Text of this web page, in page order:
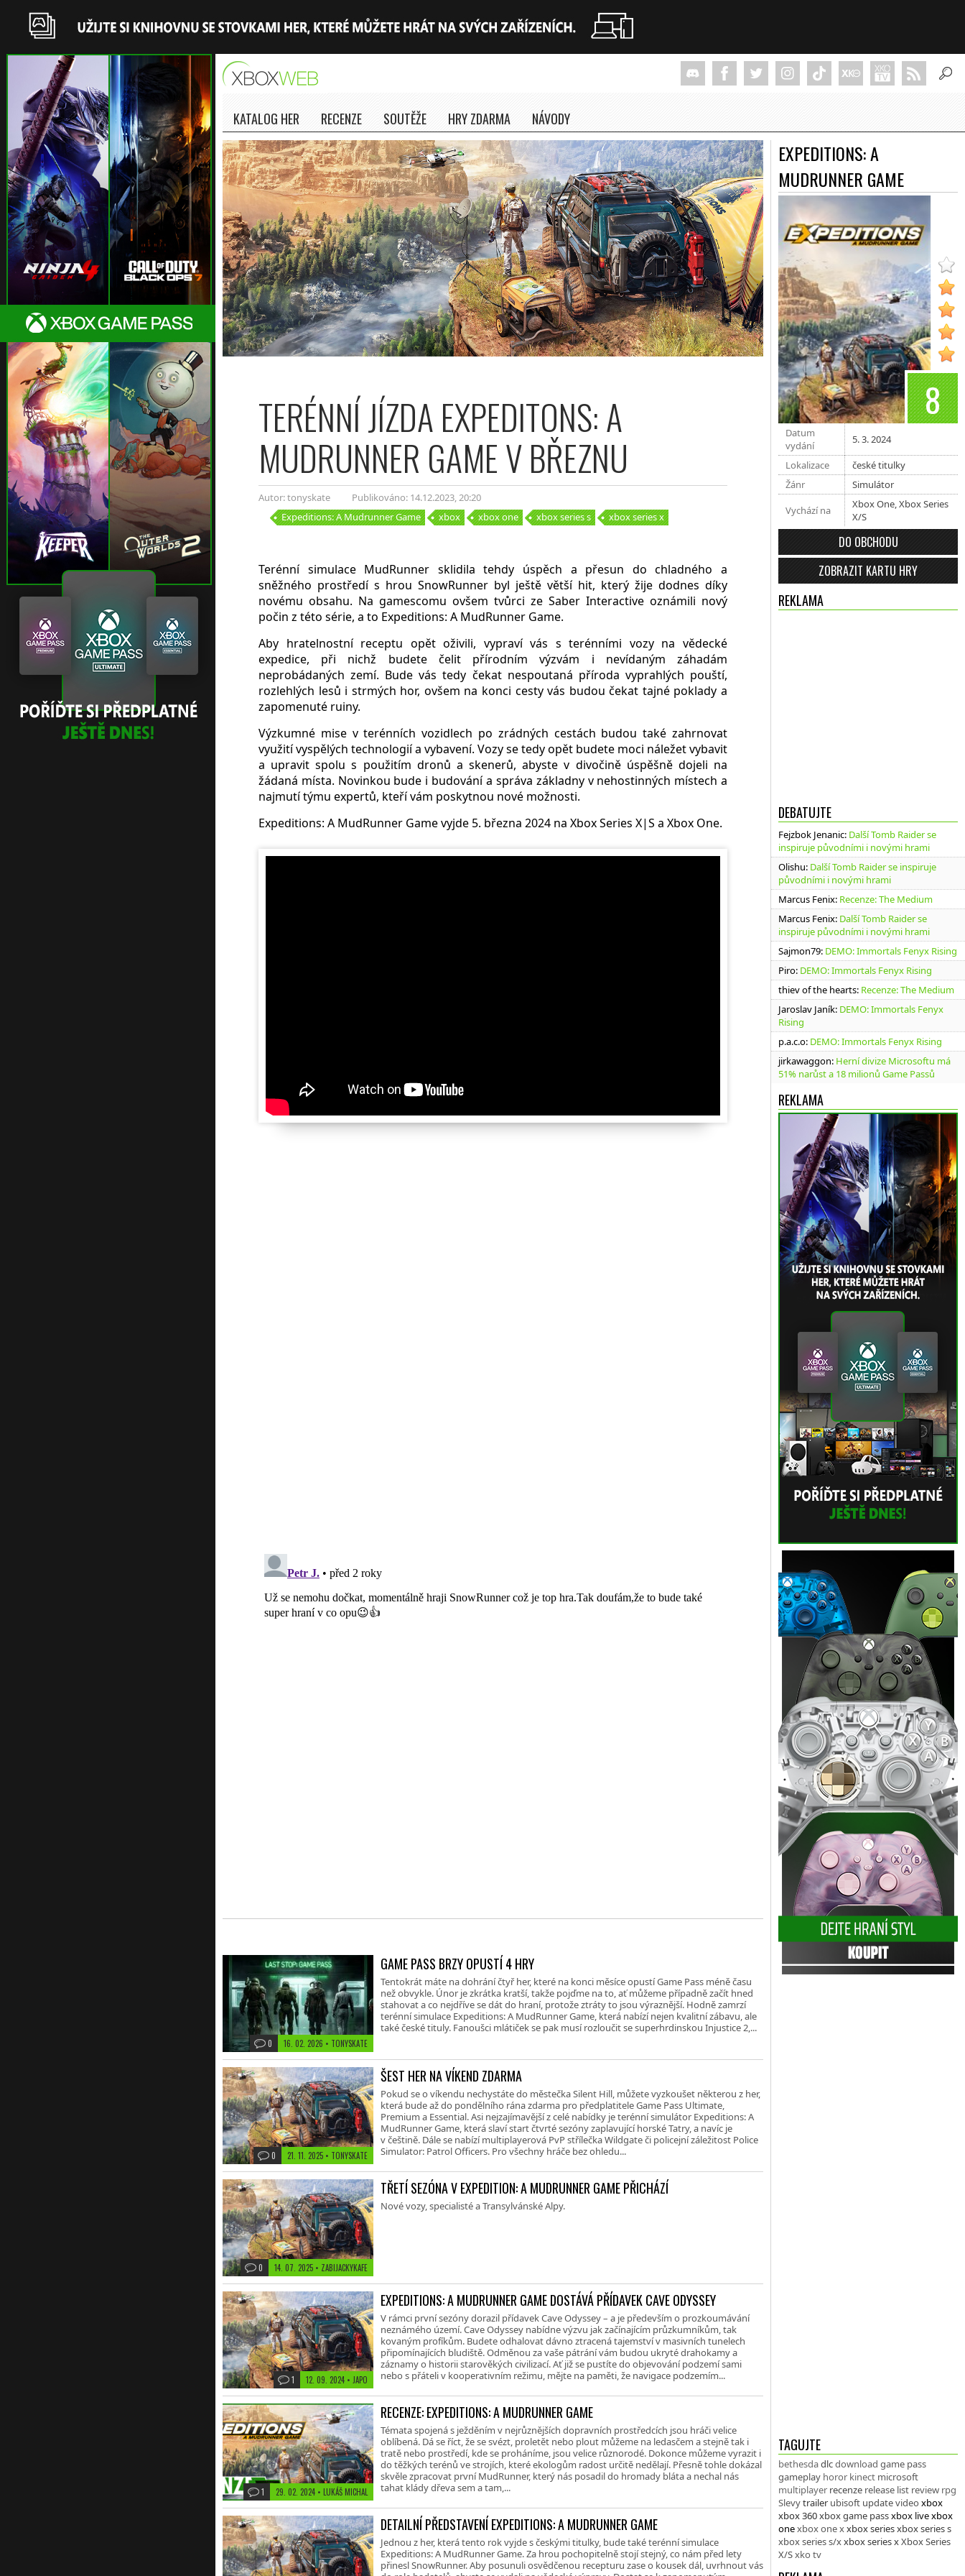
KATALOG HER RECENZE SOUTĚŽE HRY ZDARMA NÁVODY
EXPEDITIONS: A
MUDRUNNER GAME
8
Datum
vydání
5. 3. 2024
Lokalizace
české titulky
Žánr
Simulátor
Vychází na
Xbox One,Xbox Series
X/S
DO OBCHODU
ZOBRAZIT KARTU HRY
REKLAMA
DEBATUJTE
Fejzbok Jenanic: Další Tomb Raider se
inspiruje původními i novými hrami
Olishu: Další Tomb Raider se inspiruje
původními i novými hrami
Marcus Fenix: Recenze: The Medium
Marcus Fenix: Další Tomb Raider se
inspiruje původními i novými hrami
Sajmon79: DEMO: Immortals Fenyx Rising
Piro: DEMO: Immortals Fenyx Rising
thiev of the hearts: Recenze: The Medium
Jaroslav Janík: DEMO: Immortals Fenyx
Rising
p.a.c.o: DEMO: Immortals Fenyx Rising
jirkawaggon: Herní divize Microsoftu má
51% narůst a 18 milionů Game Passů
REKLAMA
TAGUJTE
bethesdadlcdownload game pass
gameplay horor kinect microsoft
multiplayer recenze release list review rpg
Slevytrailer ubisoft updatevideo xbox
xbox 360xbox game passxbox livexbox
onexbox one xxbox seriesxbox series s
xbox series s/xxbox series xXbox Series
X/Sxko tv
TERÉNNÍ JÍZDA EXPEDITONS: A
MUDRUNNER GAME V BŘEZNU
Autor: tonyskate Publikováno: 14.12.2023, 20:20
Expeditions: A Mudrunner Game
xbox xbox one xbox series s xbox series x
Terénní simulace MudRunner sklidila tehdy úspěch a přesun do chladného a
sněžného prostředí s hrou SnowRunner byl ještě větší hit, který žije dodnes díky
novému obsahu. Na gamescomu ovšem tvůrci ze Saber Interactive oznámili nový
počin z této série, a to Expeditions: A MudRunner Game.
Aby hratelnostní receptu opět oživili, vypraví vás s terénními vozy na vědecké
expedice, při nichž budete čelit přírodním výzvám i nevídaným záhadám
neprobádaných zemí. Bude vás tedy čekat nespoutaná příroda vyprahlých pouští,
rozlehlých lesů i strmých hor, ovšem na konci cesty vás budou čekat tajné poklady a
zapomenuté ruiny.
Výzkumné mise v terénních vozidlech po zrádných cestách budou také zahrnovat
využití vyspělých technologií a vybavení. Vozy se tedy opět budete moci náležet vybavit
a upravit spolu s použitím dronů a skenerů, abyste v divočině úspěšně dojeli na
žádaná místa. Novinkou bude i budování a správa základny v nehostinných místech a
najmutí týmu expertů, kteří vám poskytnou nové možnosti.
Expeditions: A MudRunner Game vyjde 5. března 2024 na Xbox Series X|S a Xbox One.
16. 02. 2026 • TONYSKATE
0
GAME PASS BRZY OPUSTÍ 4 HRY
Tentokrát máte na dohrání čtyř her, které na konci měsíce opustí Game Pass méně času
než obvykle. Únor je zkrátka kratší, takže pojďme na to, ať můžeme případně začít hned
stahovat a co nejdříve se dát do hraní, protože ztráty to jsou výraznější. Hodně zamrzí
terénní simulace Expeditions: A MudRunner Game, která nabízí nejen kvalitní zábavu, ale
také české tituly. Fanoušci mlátiček se pak musí rozloučit se superhrdinskou Injustice 2,...
21. 11. 2025 • TONYSKATE
0
ŠEST HER NA VÍKEND ZDARMA
Pokud se o víkendu nechystáte do městečka Silent Hill, můžete vyzkoušet některou z her,
která bude až do pondělního rána zdarma pro předplatitele Game Pass Ultimate,
Premium a Essential. Asi nejzajímavější z celé nabídky je terénní simulátor Expeditions: A
MudRunner Game, která slaví start čtvrté sezóny zaplavující horské Tatry, a navíc je
v češtině. Dále se nabízí multiplayerová PvP střílečka Wildgate či policejní záležitost Police
Simulator: Patrol Officers. Pro všechny hráče bez ohledu...
14. 07. 2025 • ZABIJACKYKAFE
0
TŘETÍ SEZÓNA V EXPEDITION: A MUDRUNNER GAME PŘICHÁZÍ
Nové vozy, specialisté a Transylvánské Alpy.
12. 09. 2024 • JAPO
1
EXPEDITIONS: A MUDRUNNER GAME DOSTÁVÁ PŘÍDAVEK CAVE ODYSSEY
V rámci první sezóny dorazil přídavek Cave Odyssey – a je především o prozkoumávání
neznámého území. Cave Odyssey nabídne výzvu jak začínajícím průzkumníkům, tak
kovaným profíkům. Budete odhalovat dávno ztracená tajemství v masivních tunelech
připomínajících bludiště. Odměnou za vaše pátrání vám budou ukryté drahokamy a
záznamy o historii starověkých civilizací. Ať již se pustíte do objevování podzemí sami
nebo s přáteli v kooperativním režimu, mějte na paměti, že navigace podzemím...
29. 02. 2024 • LUKÁŠ MICHAL
1
RECENZE: EXPEDITIONS: A MUDRUNNER GAME
Témata spojená s ježděním v nejrůznějších dopravních prostředcích jsou hráči velice
oblíbená. Dá se říct, že se svézt, proletět nebo plout můžeme na ledasčem a stejně tak i
tratě nebo prostředí, kde se proháníme, jsou velice různorodé. Dokonce můžeme vyrazit i
do těžkých terénů ve strojích, které ekologům radost určitě nedělají. Přesně tohle dokázal
skvěle zpracovat první MudRunner, který nás posadil do hromady bláta a nechal nás
tahat klády dřeva sem a tam,...
DETAILNÍ PŘEDSTAVENÍ EXPEDITIONS: A MUDRUNNER GAME
Jednou z her, která tento rok vyjde s českými titulky, bude také terénní simulace
Expeditions: A MudRunner Game. Za hrou pochopitelně stojí stejný, co nám před lety
přinesl SnowRunner. Aby posunuli osvědčenou recepturu zase o kousek dál, uvrhnout vás